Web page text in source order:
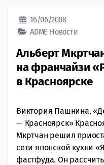
16/06/2008
ADME Новости
Альберт
на франчайзи
в Красноярске
Виктория Пашнина,
— Красноярск»
Мкртчан решил
сети японской кухни
фастфуда. Он